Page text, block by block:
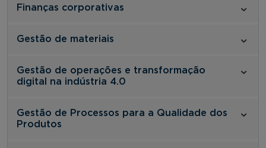
Finanças corporativas
Gestão de materiais
Gestão de operações e transformação
digital na indústria 4.0
Gestão de Processos para a Qualidade dos
Produtos